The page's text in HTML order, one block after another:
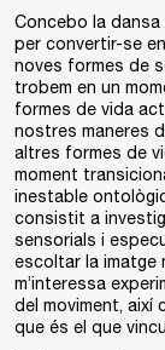
Concebo la
per convertir-se
noves formes de
trobem en un
formes de vida
nostres maneres
altres formes de
moment
inestable
consistit a
sensorials i
escoltar la imatge
m’interessa
del moviment, així
que és el que